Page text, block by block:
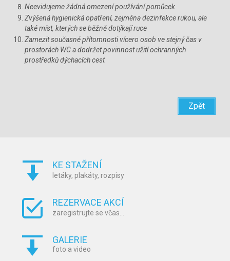
Neevidujeme žádná omezení používání pomůcek
Zvýšená hygienická opatření, zejména dezinfekce rukou, ale
také míst, kterých se běžně dotýkají ruce
Zamezit současné přítomnosti vícero osob ve stejný čas v
prostorách WC a dodržet povinnost užití ochranných
prostředků dýchacích cest
Zpět
KE STAŽENÍ
letáky, plakáty, rozpisy
REZERVACE AKCÍ
zaregistrujte se včas...
GALERIE
foto a video